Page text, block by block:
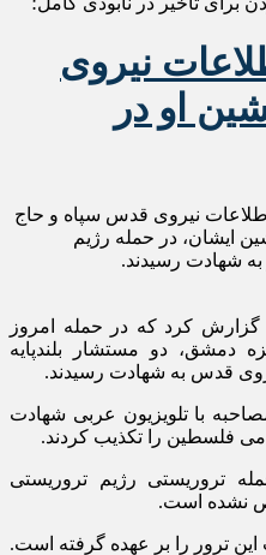
نیروی
او در
نیروی قدس سپاه و حاج
ایشان، در حمله رژیم
شهادت رسیدند.
گزارش کرد که در حمله امروز
دمشق، دو مستشار بلندپایه
قدس به شهادت رسیدند.
با تلویزیون عربی شهادت
فلسطین را تکذیب کردند.
تروریستی رژیم تروریستی
نشده است.
ترور را بر عهده گرفته است.